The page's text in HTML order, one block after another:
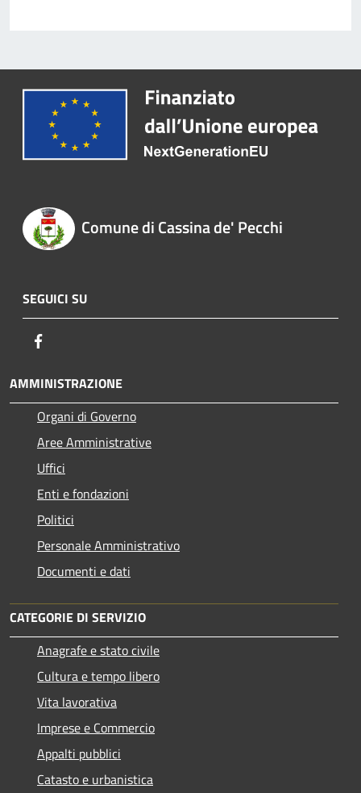
Comune di Cassina de' Pecchi
SEGUICI SU
AMMINISTRAZIONE
Organi di Governo
Aree Amministrative
Uffici
Enti e fondazioni
Politici
Personale Amministrativo
Documenti e dati
CATEGORIE DI SERVIZIO
Anagrafe e stato civile
Cultura e tempo libero
Vita lavorativa
Imprese e Commercio
Appalti pubblici
Catasto e urbanistica